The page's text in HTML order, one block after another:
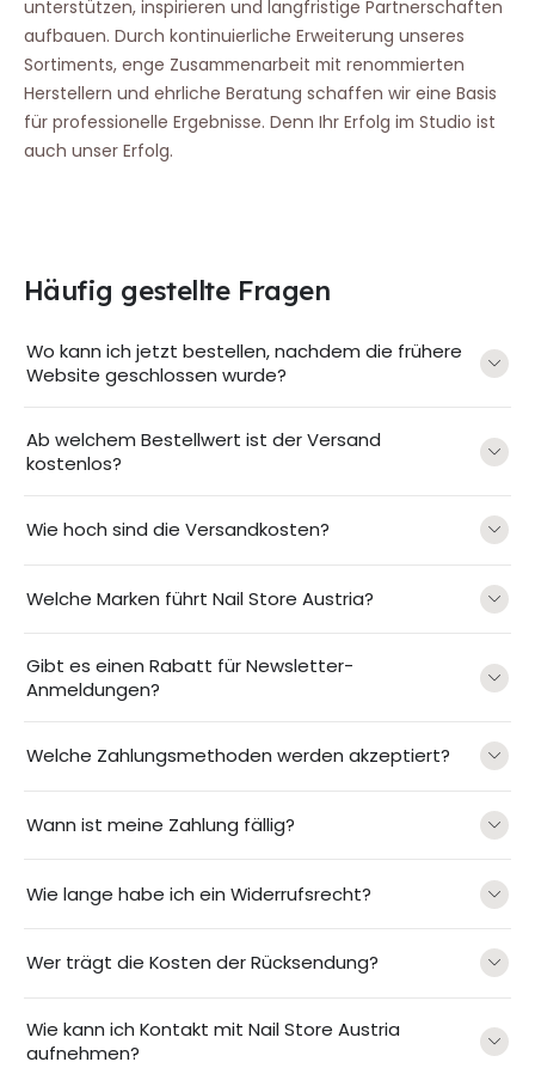
unterstützen, inspirieren und langfristige Partnerschaften
aufbauen. Durch kontinuierliche Erweiterung unseres
Sortiments, enge Zusammenarbeit mit renommierten
Herstellern und ehrliche Beratung schaffen wir eine Basis
für professionelle Ergebnisse. Denn Ihr Erfolg im Studio ist
auch unser Erfolg.
Häufig gestellte Fragen
Wo kann ich jetzt bestellen, nachdem die frühere
Website geschlossen wurde?
Ab welchem Bestellwert ist der Versand
kostenlos?
Wie hoch sind die Versandkosten?
Welche Marken führt Nail Store Austria?
Gibt es einen Rabatt für Newsletter-
Anmeldungen?
Welche Zahlungsmethoden werden akzeptiert?
Wann ist meine Zahlung fällig?
Wie lange habe ich ein Widerrufsrecht?
Wer trägt die Kosten der Rücksendung?
Wie kann ich Kontakt mit Nail Store Austria
aufnehmen?